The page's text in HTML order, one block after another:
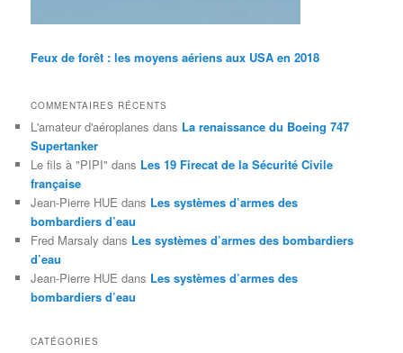
Feux de forêt : les moyens aériens aux USA en 2018
COMMENTAIRES RÉCENTS
L'amateur d'aéroplanes dans La renaissance du Boeing 747
Supertanker
Le fils à "PIPI" dans Les 19 Firecat de la Sécurité Civile
française
Jean-Pierre HUE dans Les systèmes d’armes des
bombardiers d’eau
Fred Marsaly dans Les systèmes d’armes des bombardiers
d’eau
Jean-Pierre HUE dans Les systèmes d’armes des
bombardiers d’eau
CATÉGORIES